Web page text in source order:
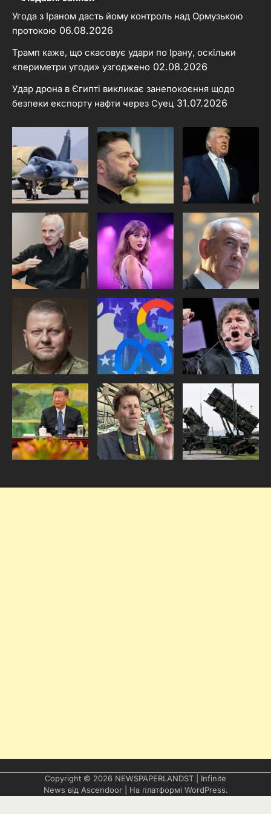
Угода з Іраном дасть йому контроль над Ормузькою
протокою 06.08.2026
Трамп каже, що скасовує удари по Ірану, оскільки
«периметри угоди» узгоджено 02.08.2026
Удар дрона в Єгипті викликає занепокоєння щодо
безпеки експорту нафти через Суец 31.07.2026
Copyright © 2026 NEWSPAPERLANDST | Infinite
News від Ascendoor| На платформі WordPress.